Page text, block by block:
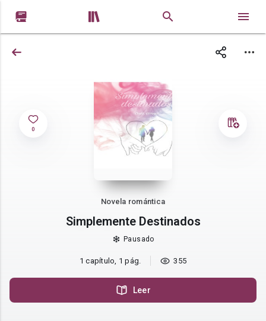
 
0
Novela romántica
Simplemente Destinados
Pausado
1 capítulo, 1 pág. 355
Leer